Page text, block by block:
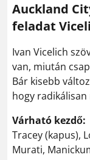
Auckland
feladat
Ivan Vicelich
van, miután
Bár kisebb
hogy
Várható kezdő:
Tracey (kapus),
Murati,